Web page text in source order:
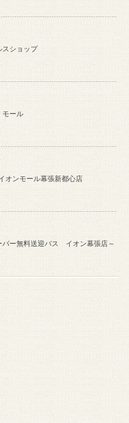
スショップ
モール
オンモール幕張新都心店
パー無料送迎バス イオン幕張店～